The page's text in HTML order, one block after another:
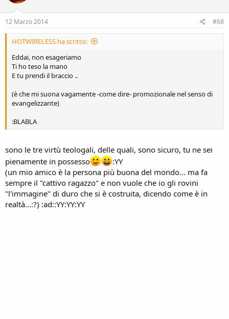
12 Marzo 2014 #68
HOTWIRELESS ha scritto:
Eddai, non esageriamo
Ti ho teso la mano
E tu prendi il braccio ..
(è che mi suona vagamente -come dire- promozionale nel senso di
evangelizzante)
:BLABLA
sono le tre virtù teologali, delle quali, sono sicuro, tu ne sei
pienamente in possesso
:YY
(un mio amico è la persona più buona del mondo... ma fa
sempre il "cattivo ragazzo" e non vuole che io gli rovini
"l'immagine" di duro che si è costruita, dicendo come è in
realtà...:?) :ad::YY:YY:YY